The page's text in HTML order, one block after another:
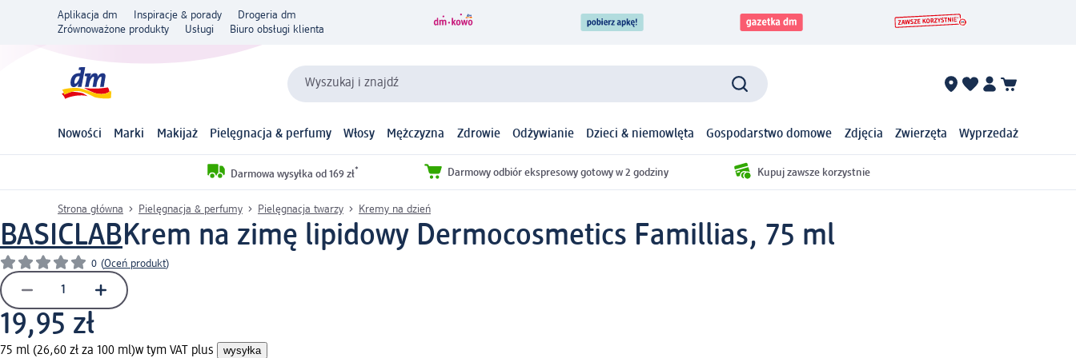
Aplikacja dm Inspiracje & porady
Drogeria dm
Zrównoważone produkty
Usługi Biuro obsługi klienta
Wyszukaj i znajdź
Nowości Marki Makijaż Pielęgnacja & perfumy Włosy Mężczyzna Zdrowie Odżywianie Dzieci & niemowlęta Gospodarstwo domowe Zdjęcia Zwierzęta Wyprzedaż
Darmowa wysyłka od 169 zł* Darmowy odbiór ekspresowy gotowy w 2 godziny Kupuj zawsze korzystnie
Strona główna Pielęgnacja & perfumy Pielęgnacja twarzy Kremy na dzień
BASICLABKrem na zimę lipidowy Dermocosmetics Famillias, 75 ml
0 (Oceń produkt)
19,95 zł
75 ml (26,60 zł za 100 ml)w tym VAT plus wysyłka